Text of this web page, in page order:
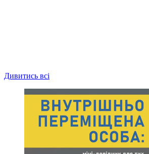
Дивитись всі